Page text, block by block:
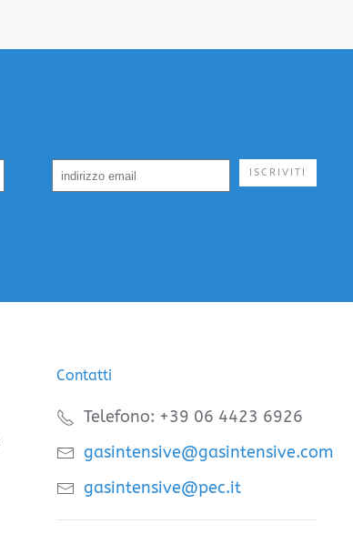
ISCRIVITI
Contatti
Telefono: +39 06 4423 6926
gasintensive@gasintensive.com
gasintensive@pec.it